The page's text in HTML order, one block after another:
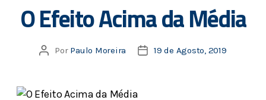
O Efeito Acima da Média
Por Paulo Moreira 19 de Agosto, 2019